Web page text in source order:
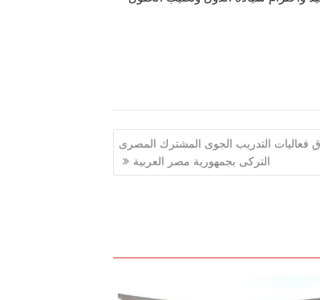
فعاليات التدريب الجوى المشترك المصرى
التركى بجمهورية مصر العربية